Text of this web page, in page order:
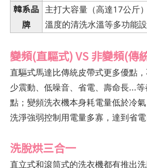
韓系品
牌
主打大容量（高達17公斤
溫度的清洗水溫等多功能
變頻(直驅式) VS 非變頻(傳
直驅式馬達比傳統皮帶式更多優點
少震動、低噪音、省電、壽命長...
點；變頻洗衣機本身耗電量低於冷
洗淨強弱控制用電量多寡，達到省
洗脫烘三合一
直立式和滾筒式的洗衣機都有推出